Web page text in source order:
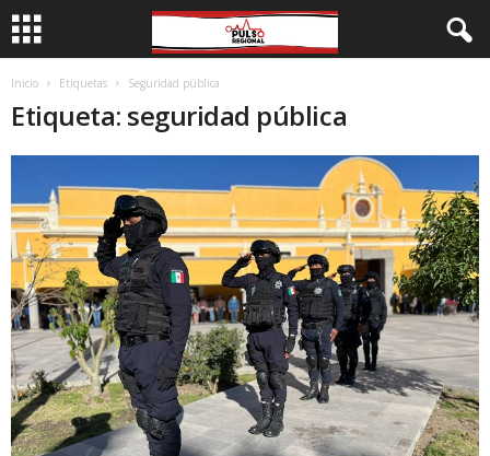
Inicio Etiquetas Seguridad pública
Etiqueta: seguridad pública